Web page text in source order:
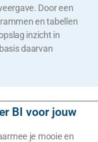
Door een
en tabellen
inzicht in
daarvan
BI voor jouw
je mooie en